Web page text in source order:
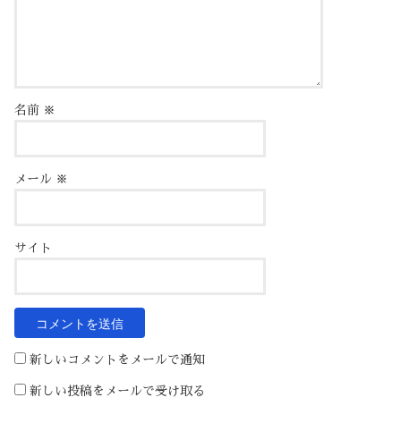
名前 ※
メール ※
サイト
新しいコメントをメールで通知
新しい投稿をメールで受け取る